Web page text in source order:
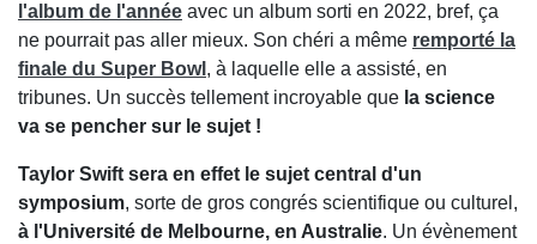
l'album de l'année avec un album sorti en 2022, bref, ça
ne pourrait pas aller mieux. Son chéri a même remporté la
finale du Super Bowl , à laquelle elle a assisté, en
tribunes. Un succès tellement incroyable que la science
va se pencher sur le sujet !
Taylor Swift sera en effet le sujet central d'un
symposium, sorte de gros congrés scientifique ou culturel,
à l'Université de Melbourne, en Australie. Un évènement